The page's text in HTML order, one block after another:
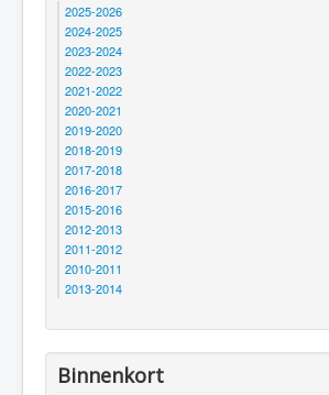
2025-2026
2024-2025
2023-2024
2022-2023
2021-2022
2020-2021
2019-2020
2018-2019
2017-2018
2016-2017
2015-2016
2012-2013
2011-2012
2010-2011
2013-2014
Binnenkort